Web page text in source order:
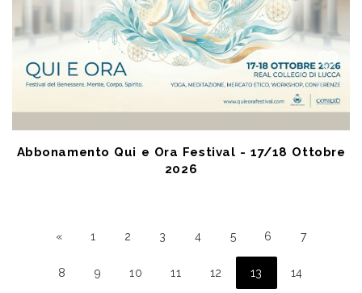
Abbonamento Qui e Ora Festival - 17/18 Ottobre
2026
« 1 2 3 4 5 6 7
8 9 10 11 12 13 14